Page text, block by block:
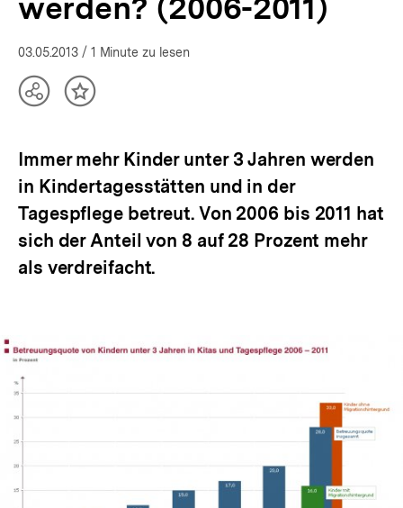
werden? (2006-2011)
03.05.2013 / 1 Minute zu lesen
TeilenInhalt
Immer mehr Kinder unter 3 Jahren werden
in Kindertagesstätten und in der
Tagespflege betreut. Von 2006 bis 2011 hat
sich der Anteil von 8 auf 28 Prozent mehr
als verdreifacht.
Lightbox